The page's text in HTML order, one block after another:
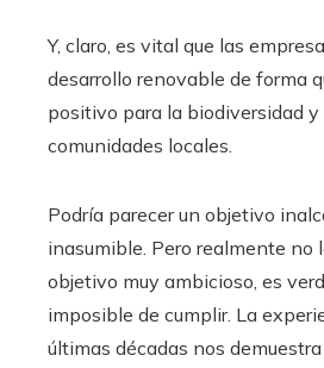
Y, claro, es vital que las
desarrollo renovable de forma
positivo para la biodiversidad y
comunidades locales.
Podría parecer un objetivo
inasumible. Pero realmente no
objetivo muy ambicioso, es
imposible de cumplir. La
últimas décadas nos demuestra